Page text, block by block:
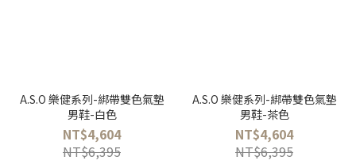
A.S.O 樂健系列-綁帶雙色氣墊
男鞋-白色
NT$4,604
NT$6,395
A.S.O 樂健系列-綁帶雙色氣墊
男鞋-茶色
NT$4,604
NT$6,395